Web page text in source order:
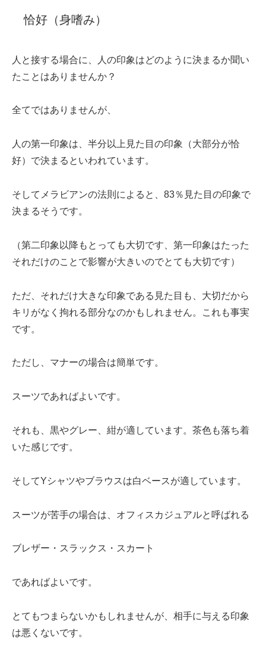
恰好（身嗜み）
人と接する場合に、人の印象はどのように決まるか聞い
たことはありませんか？
全てではありませんが、
人の第一印象は、半分以上見た目の印象（大部分が恰
好）で決まるといわれています。
そしてメラビアンの法則によると、83％見た目の印象で
決まるそうです。
（第二印象以降もとっても大切です、第一印象はたった
それだけのことで影響が大きいのでとても大切です）
ただ、それだけ大きな印象である見た目も、大切だから
キリがなく拘れる部分なのかもしれません。これも事実
です。
ただし、マナーの場合は簡単です。
スーツであればよいです。
それも、黒やグレー、紺が適しています。茶色も落ち着
いた感じです。
そしてYシャツやブラウスは白ベースが適しています。
スーツが苦手の場合は、オフィスカジュアルと呼ばれる
ブレザー・スラックス・スカート
であればよいです。
とてもつまらないかもしれませんが、相手に与える印象
は悪くないです。